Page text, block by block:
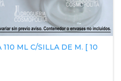
ML C/SILLA DE M. [ 10